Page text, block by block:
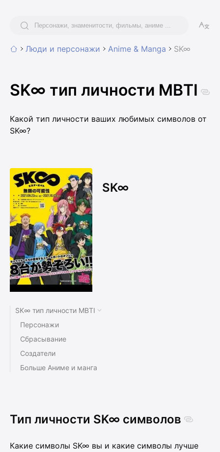
Люди и персонажи Anime & Manga SK∞
SK∞ тип личности MBTI
Какой тип личности ваших любимых символов от
SK∞?
SK∞
SK∞ тип личности MBTI
Персонажи
Сбрасывание
Создатели
Больше Аниме и манга
Тип личности SK∞ символов
Какие символы SK∞ вы и какие символы лучше